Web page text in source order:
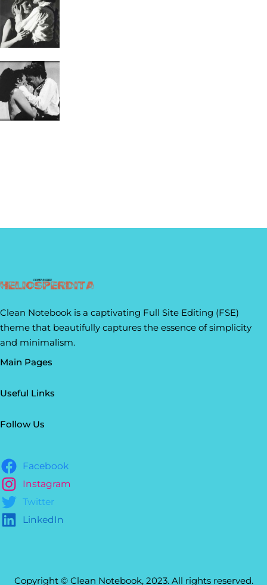
Clean Notebook is a captivating Full Site Editing (FSE)
theme that beautifully captures the essence of simplicity
and minimalism.
Main Pages
Useful Links
Follow Us
Facebook
Instagram
Twitter
LinkedIn
Copyright © Clean Notebook, 2023. All rights reserved.